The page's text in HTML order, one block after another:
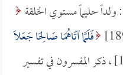
ولداً حليماً مستوي الخلقة
فَلَمَّا آتَاهُمَا صَالِحًا جَعَلاَ
[الأعراف:190] ، ذكر المفسرون في تفسير